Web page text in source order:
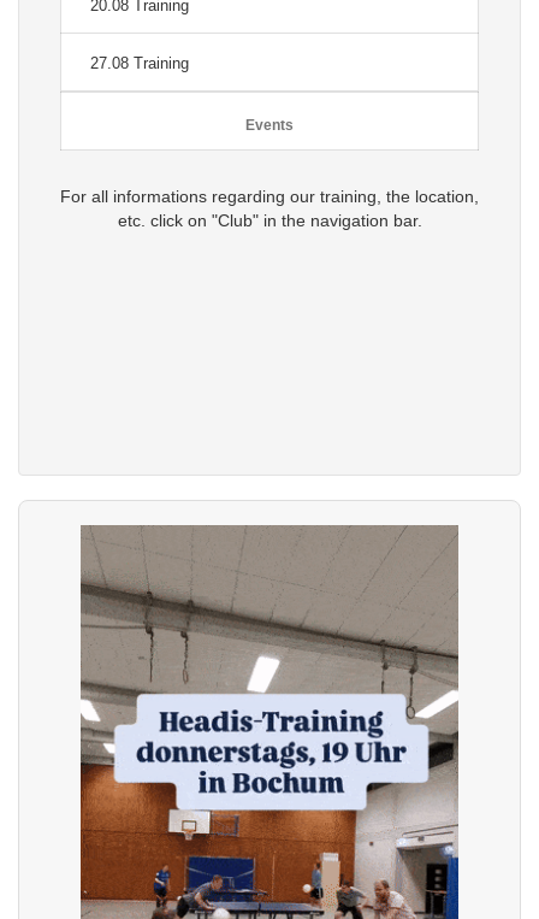
20.08 Training
27.08 Training
Events
For all informations regarding our training, the location,
etc. click on "Club" in the navigation bar.